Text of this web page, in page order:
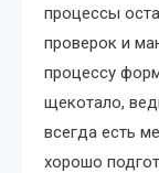
процессы
проверок и
процессу
щекотало,
всегда есть
хорошо